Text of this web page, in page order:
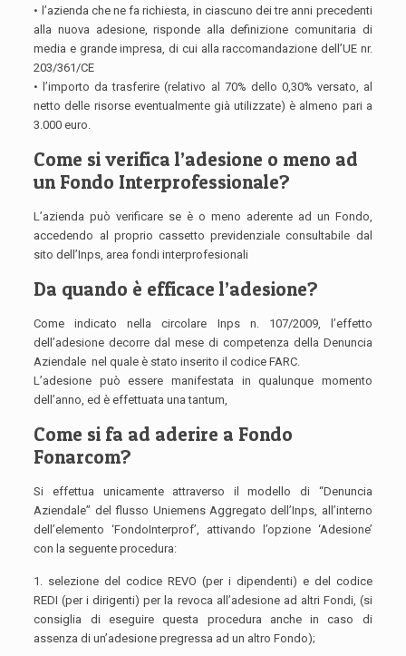
• l’azienda che ne fa richiesta, in ciascuno dei tre anni precedenti
alla nuova adesione, risponde alla definizione comunitaria di
media e grande impresa, di cui alla raccomandazione dell’UE nr.
203/361/CE
• l’importo da trasferire (relativo al 70% dello 0,30% versato, al
netto delle risorse eventualmente già utilizzate) è almeno pari a
3.000 euro.
Come si verifica l’adesione o meno ad
un Fondo Interprofessionale?
L’azienda può verificare se è o meno aderente ad un Fondo,
accedendo al proprio cassetto previdenziale consultabile dal
sito dell’Inps, area fondi interprofesionali
Da quando è efficace l’adesione?
Come indicato nella circolare Inps n. 107/2009, l’effetto
dell’adesione decorre dal mese di competenza della Denuncia
Aziendale nel quale è stato inserito il codice FARC.
L’adesione può essere manifestata in qualunque momento
dell’anno, ed è effettuata una tantum,
Come si fa ad aderire a Fondo
Fonarcom?
Si effettua unicamente attraverso il modello di “Denuncia
Aziendale” del flusso Uniemens Aggregato dell’Inps, all’interno
dell’elemento ‘FondoInterprof’, attivando l’opzione ‘Adesione’
con la seguente procedura:
1. selezione del codice REVO (per i dipendenti) e del codice
REDI (per i dirigenti) per la revoca all’adesione ad altri Fondi, (si
consiglia di eseguire questa procedura anche in caso di
assenza di un’adesione pregressa ad un altro Fondo);